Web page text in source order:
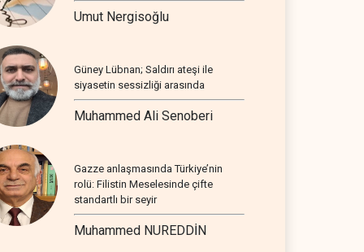
Umut Nergisoğlu
Güney Lübnan; Saldırı ateşi ile
siyasetin sessizliği arasında
Muhammed Ali Senoberi
Gazze anlaşmasında Türkiye’nin
rolü: Filistin Meselesinde çifte
standartlı bir seyir
Muhammed NUREDDİN